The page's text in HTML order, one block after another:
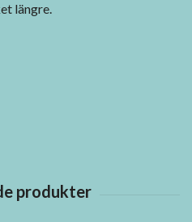
längre.